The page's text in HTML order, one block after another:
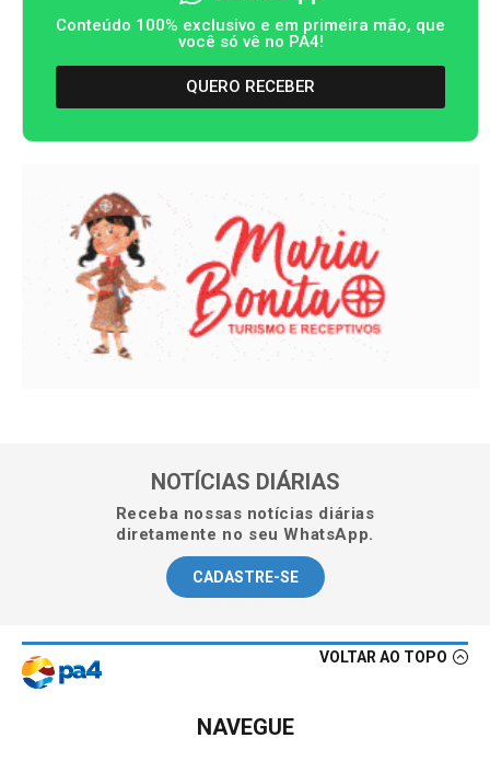
Conteúdo 100% exclusivo e em primeira mão, que
você só vê no PA4!
QUERO RECEBER
NOTÍCIAS DIÁRIAS
Receba nossas notícias diárias
diretamente no seu WhatsApp.
CADASTRE-SE
VOLTAR AO TOPO
NAVEGUE